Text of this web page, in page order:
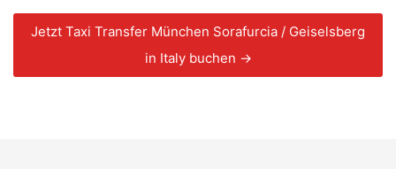
Jetzt Taxi Transfer München Sorafurcia / Geiselsberg
in Italy buchen →